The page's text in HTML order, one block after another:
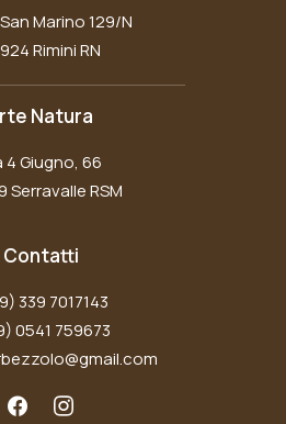
Marino 129/N
Rimini RN
Natura
4 Giugno, 66
Serravalle RSM
Contatti
339 7017143
0541 759673